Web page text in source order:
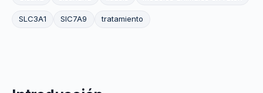
SLC3A1 SlC7A9 tratamiento